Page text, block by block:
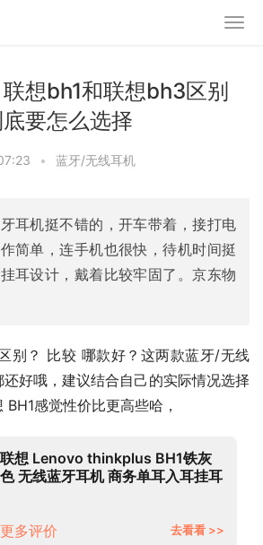
联想bh1和联想bh3区别
要怎么选择
• 蓝牙/无线耳机
耳机挺不错的，开车带着，接打电
简单，连手机也很快，待机时间挺
耳设计，戴着比较牢固了。京东物
别？ 比较 哪款好？这两款蓝牙/无线
好哦，建议结合自己的实际情况选择
感觉性价比更高些哈，
联想 Lenovo thinkplus BH1铁灰
色 无线蓝牙耳机 商务单耳入耳挂耳
更多评价
去看看 >>